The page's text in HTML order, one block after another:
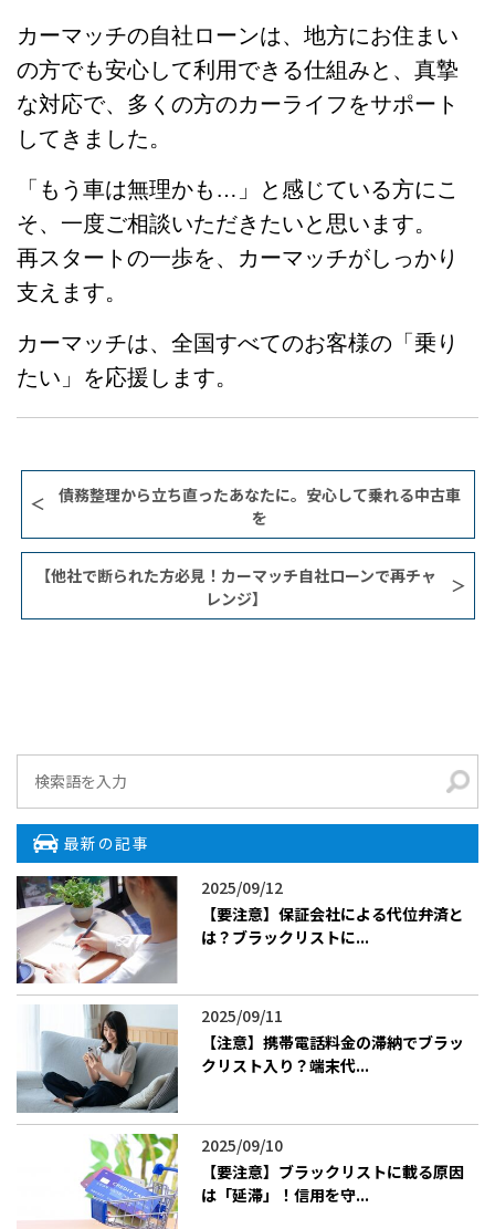
カーマッチの自社ローンは、地方にお住まい
の方でも安心して利用できる仕組みと、真摯
な対応で、多くの方のカーライフをサポート
してきました。
「もう車は無理かも…」と感じている方にこ
そ、一度ご相談いただきたいと思います。
再スタートの一歩を、カーマッチがしっかり
支えます。
カーマッチは、全国すべてのお客様の「乗り
たい」を応援します。
債務整理から立ち直ったあなたに。安心して乗れる中古車
を
【他社で断られた方必見！カーマッチ自社ローンで再チャ
レンジ】
最新の記事
2025/09/12
【要注意】保証会社による代位弁済と
は？ブラックリストに...
2025/09/11
【注意】携帯電話料金の滞納でブラッ
クリスト入り？端末代...
2025/09/10
【要注意】ブラックリストに載る原因
は「延滞」！信用を守...